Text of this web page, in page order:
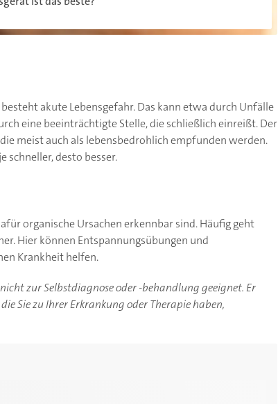
akute Lebensgefahr. Das kann etwa durch Unfälle
eine beeinträchtigte Stelle, die schließlich einreißt. Der
meist auch als lebensbedrohlich empfunden werden.
desto besser.
organische Ursachen erkennbar sind. Häufig geht
Hier können Entspannungsübungen und
Krankheit helfen.
zur Selbstdiagnose oder -behandlung geeignet. Er
Sie zu Ihrer Erkrankung oder Therapie haben,